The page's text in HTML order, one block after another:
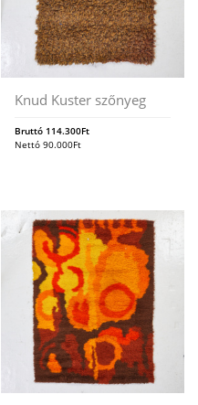
Knud Kuster szőnyeg
Bruttó 114.300Ft
Nettó90.000Ft